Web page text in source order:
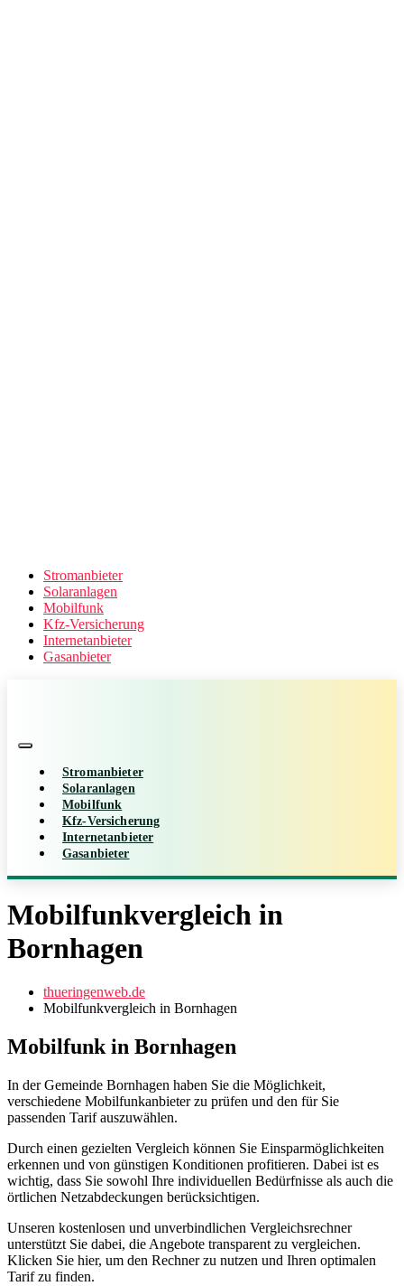
Stromanbieter
Solaranlagen
Mobilfunk
Kfz-Versicherung
Internetanbieter
Gasanbieter
Stromanbieter
Solaranlagen
Mobilfunk
Kfz-Versicherung
Internetanbieter
Gasanbieter
Mobilfunkvergleich in
Bornhagen
thueringenweb.de
Mobilfunkvergleich in Bornhagen
Mobilfunk in Bornhagen
In der Gemeinde Bornhagen haben Sie die Möglichkeit,
verschiedene Mobilfunkanbieter zu prüfen und den für Sie
passenden Tarif auszuwählen.
Durch einen gezielten Vergleich können Sie Einsparmöglichkeiten
erkennen und von günstigen Konditionen profitieren. Dabei ist es
wichtig, dass Sie sowohl Ihre individuellen Bedürfnisse als auch die
örtlichen Netzabdeckungen berücksichtigen.
Unseren kostenlosen und unverbindlichen Vergleichsrechner
unterstützt Sie dabei, die Angebote transparent zu vergleichen.
Klicken Sie hier, um den Rechner zu nutzen und Ihren optimalen
Tarif zu finden.